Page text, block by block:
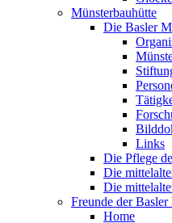
Münsterbauhütte
Die Basler
Links
Die Pflege
Die
Die
Freunde der
Home